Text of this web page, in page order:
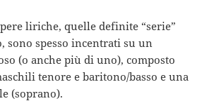
liriche, quelle definite “serie”
sono spesso incentrati su un
(o anche più di uno), composto
tenore e baritono/basso e una
(soprano).